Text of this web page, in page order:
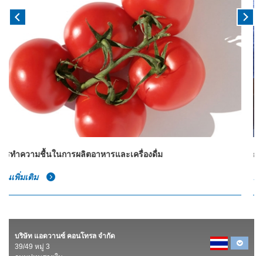
การทำความชื้นในการผลิตเชิงอุตสาหกรรมและเชิงพาณิชย์
อ่านเพิ่มเติม
บริษัท แอดวานซ์ คอนโทรล จำกัด
39/49 หมู่ 3